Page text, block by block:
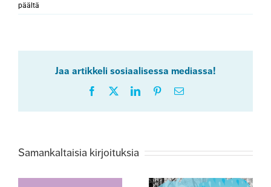
päältä
Surevan
4/2025Jaa artikkeli sosiaalisessa mediassa!
Facebook LinkedInPinterestSähköposti
Samankaltaisia kirjoituksia